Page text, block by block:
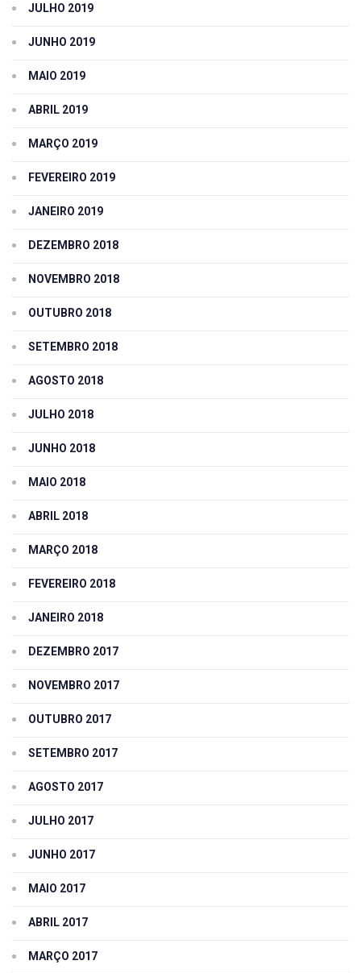
JULHO 2019
JUNHO 2019
MAIO 2019
ABRIL 2019
MARÇO 2019
FEVEREIRO 2019
JANEIRO 2019
DEZEMBRO 2018
NOVEMBRO 2018
OUTUBRO 2018
SETEMBRO 2018
AGOSTO 2018
JULHO 2018
JUNHO 2018
MAIO 2018
ABRIL 2018
MARÇO 2018
FEVEREIRO 2018
JANEIRO 2018
DEZEMBRO 2017
NOVEMBRO 2017
OUTUBRO 2017
SETEMBRO 2017
AGOSTO 2017
JULHO 2017
JUNHO 2017
MAIO 2017
ABRIL 2017
MARÇO 2017